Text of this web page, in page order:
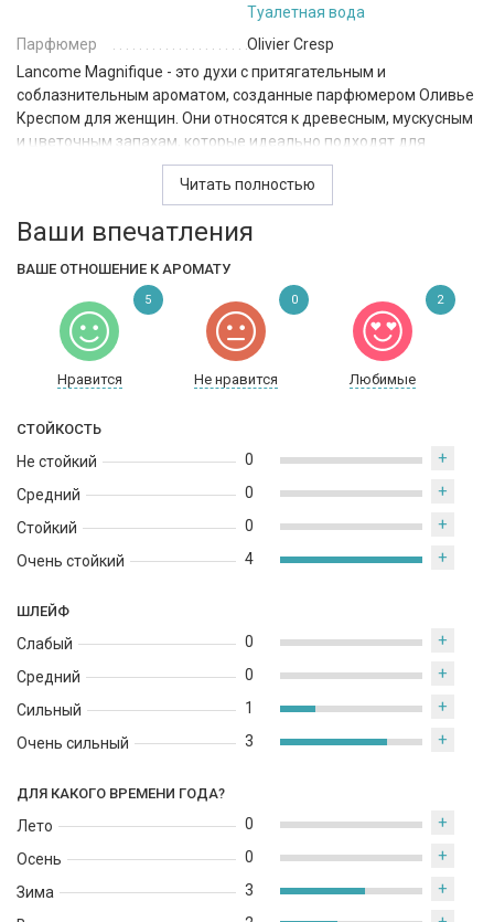
Туалетная вода
Парфюмер
Olivier Cresp
Lancome Magnifique - это духи с притягательным и
соблазнительным ароматом, созданные парфюмером Оливье
Креспом для женщин. Они относятся к древесным, мускусным
и цветочным запахам, которые идеально подходят для
дневного, вечернего, спортивного и клубного использования,
а также для особых случаев, таких как свидания.
В начале открываются верхние ноты, где слышится аромат
таинственности. Далее следуют ноты сердца, которые
образованы жасмином и розой, что создает романтическую и
чувственную ауру.
Наконец, парфюм дополняют базовые ноты ветивера и
сандалового дерева, которые придают ему глубокий и
пленительности. Каждый, кто носит Lancome Magnifique,
определенно, не останется незамеченным.
Этот аромат от Lancome произведен во Франции и станет
прекрасным дополнением к изысканному образу любой
Читать полностью
Ваши впечатления
ВАШЕ ОТНОШЕНИЕ К АРОМАТУ
Нравится Не нравится Любимые
5 0 2
СТОЙКОСТЬ
Не стойкий
Средний
Стойкий
Очень стойкий
0 +
0 +
0 +
4 +
ШЛЕЙФ
Слабый
Средний
Сильный
Очень сильный
0 +
0 +
1 +
3 +
ДЛЯ КАКОГО ВРЕМЕНИ ГОДА?
Лето
Осень
Зима
0 +
0 +
3 +